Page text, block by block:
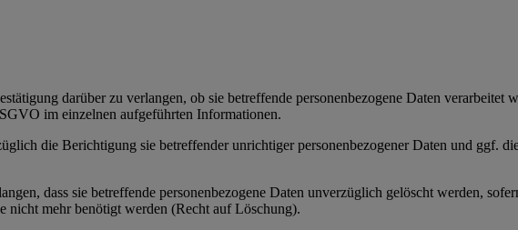
darüber zu verlangen, ob sie betreffende personenbezogene Daten verarbeitet
im einzelnen aufgeführten Informationen.
die Berichtigung sie betreffender unrichtiger personenbezogener Daten und ggf.
dass sie betreffende personenbezogene Daten unverzüglich gelöscht werden,
mehr benötigt werden (Recht auf Löschung).